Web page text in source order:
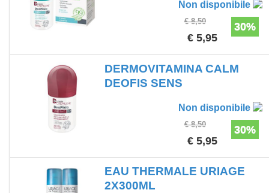
Non disponibile
30%
€ 8,50
€ 5,95
DERMOVITAMINA CALM
DEOFIS SENS
Non disponibile
30%
€ 8,50
€ 5,95
EAU THERMALE URIAGE
2X300ML